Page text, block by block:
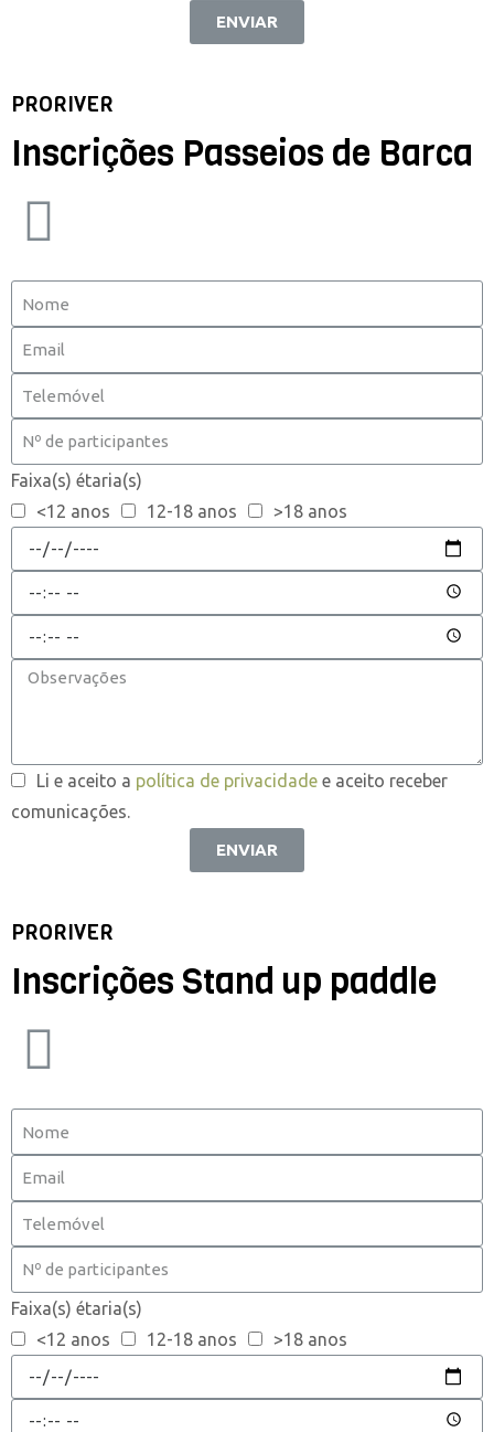
ENVIAR
PRORIVER
Inscrições Passeios de Barca
Faixa(s) étaria(s)
<12 anos
12-18 anos >18 anos
Li e aceito a política de privacidade e aceito receber
comunicações.
ENVIAR
PRORIVER
Inscrições Stand up paddle
Faixa(s) étaria(s)
<12 anos
12-18 anos >18 anos